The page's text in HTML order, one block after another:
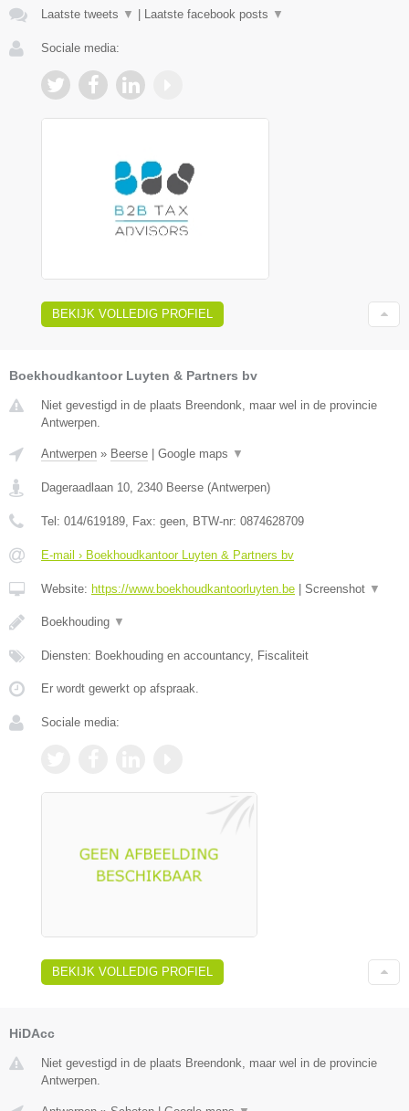
Laatste tweets ▼ Laatste facebook posts ▼
Sociale media:
BEKIJK VOLLEDIG PROFIEL
Boekhoudkantoor Luyten & Partners bv
Niet gevestigd in de plaats Breendonk, maar wel in de provincie
Antwerpen.
Antwerpen » Beerse Google maps ▼
Dageraadlaan 10, 2340 Beerse (Antwerpen)
Tel: 014/619189, Fax: geen, BTW-nr: 0874628709
E-mail › Boekhoudkantoor Luyten & Partners bv
Website: https://www.boekhoudkantoorluyten.be Screenshot ▼
Boekhouding ▼
Diensten: Boekhouding en accountancy, Fiscaliteit
Er wordt gewerkt op afspraak.
Sociale media:
BEKIJK VOLLEDIG PROFIEL
HiDAcc
Niet gevestigd in de plaats Breendonk, maar wel in de provincie
Antwerpen.